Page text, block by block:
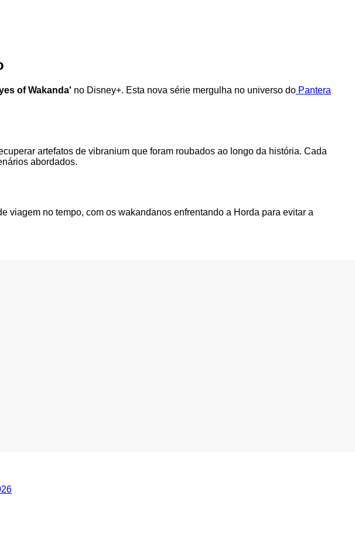
of Wakanda' no Disney+. Esta nova série mergulha no universo do Pantera
artefatos de vibranium que foram roubados ao longo da história. Cada
abordados.
viagem no tempo, com os wakandanos enfrentando a Horda para evitar a